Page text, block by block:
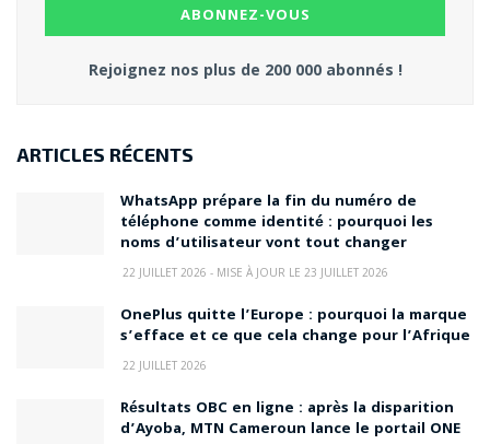
Rejoignez nos plus de 200 000 abonnés !
ARTICLES RÉCENTS
WhatsApp prépare la fin du numéro de
téléphone comme identité : pourquoi les
noms d’utilisateur vont tout changer
22 JUILLET 2026 - MISE À JOUR LE 23 JUILLET 2026
OnePlus quitte l’Europe : pourquoi la marque
s’efface et ce que cela change pour l’Afrique
22 JUILLET 2026
Résultats OBC en ligne : après la disparition
d’Ayoba, MTN Cameroun lance le portail ONE